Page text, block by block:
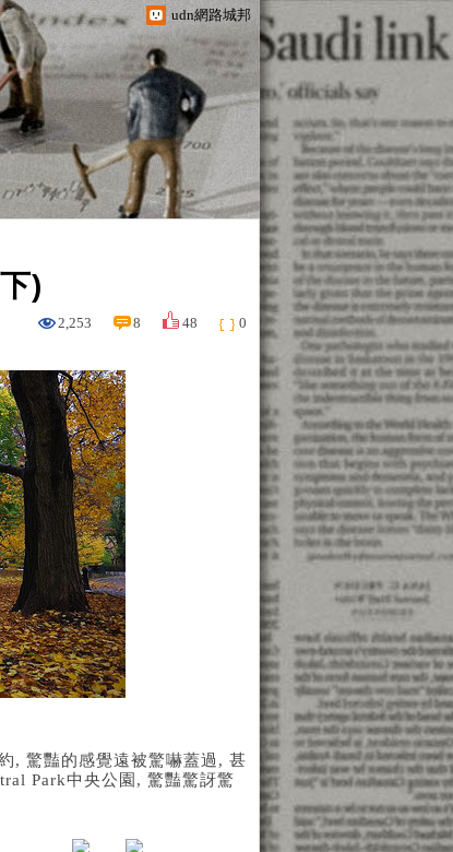
udn網路城邦
)
2,253 8 48 0
, 驚豔的感覺遠被驚嚇蓋過, 甚
Park中央公園, 驚豔驚訝驚